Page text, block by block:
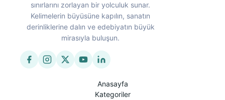
sınırlarını zorlayan bir yolculuk sunar.
Kelimelerin büyüsüne kapılın, sanatın
derinliklerine dalın ve edebiyatın büyük
mirasıyla buluşun.
Anasayfa
Kategoriler